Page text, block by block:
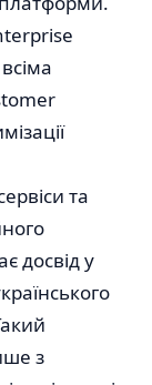
та
досвід у
з